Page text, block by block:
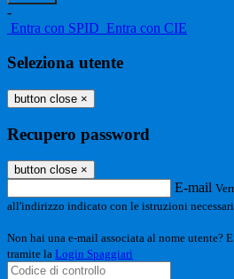
-
Entra con SPID Entra con CIE
Seleziona utente
button close ×
Recupero password
button close ×
E-mail
all'indirizzo indicato con le istruzioni
Non hai una e-mail associata al nome utente?
tramite la Login Spaggiari